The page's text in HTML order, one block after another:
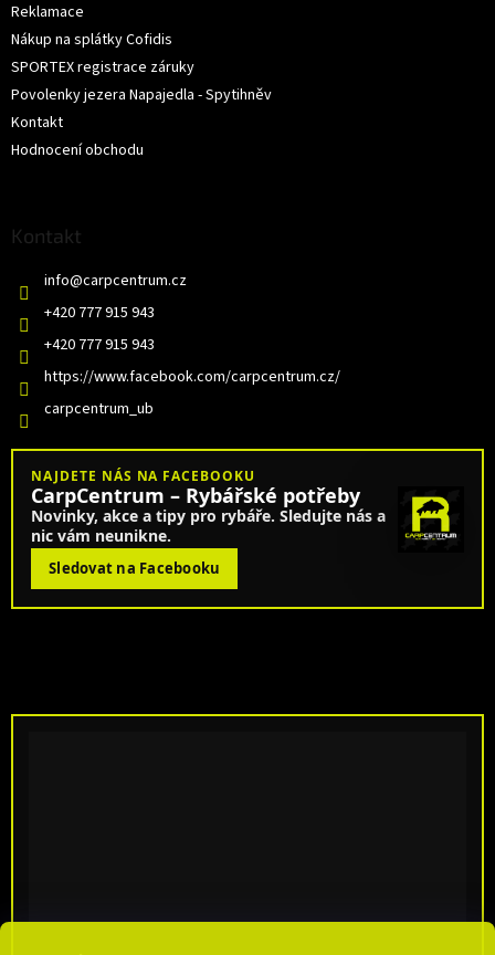
Reklamace
Nákup na splátky Cofidis
SPORTEX registrace záruky
Povolenky jezera Napajedla - Spytihněv
Kontakt
Hodnocení obchodu
Kontakt
info@carpcentrum.cz
+420 777 915 943
+420 777 915 943
https://www.facebook.com/carpcentrum.cz/
carpcentrum_ub
NAJDETE NÁS NA FACEBOOKU
CarpCentrum – Rybářské potřeby
Novinky, akce a tipy pro rybáře. Sledujte nás a
nic vám neunikne.
Sledovat na Facebooku